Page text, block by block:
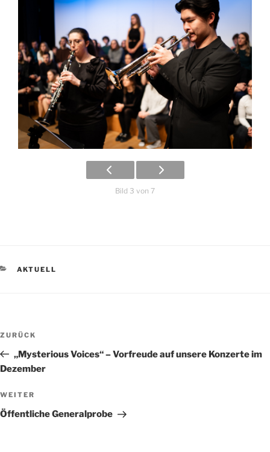
Bild 3 von 7
KATEGORIEN
AKTUELL
Beitragsnavigation
Vorheriger
Beitrag
ZURÜCK
„Mysterious Voices“ – Vorfreude auf unsere Konzerte im
Dezember
Nächster
Beitrag
WEITER
Öffentliche Generalprobe